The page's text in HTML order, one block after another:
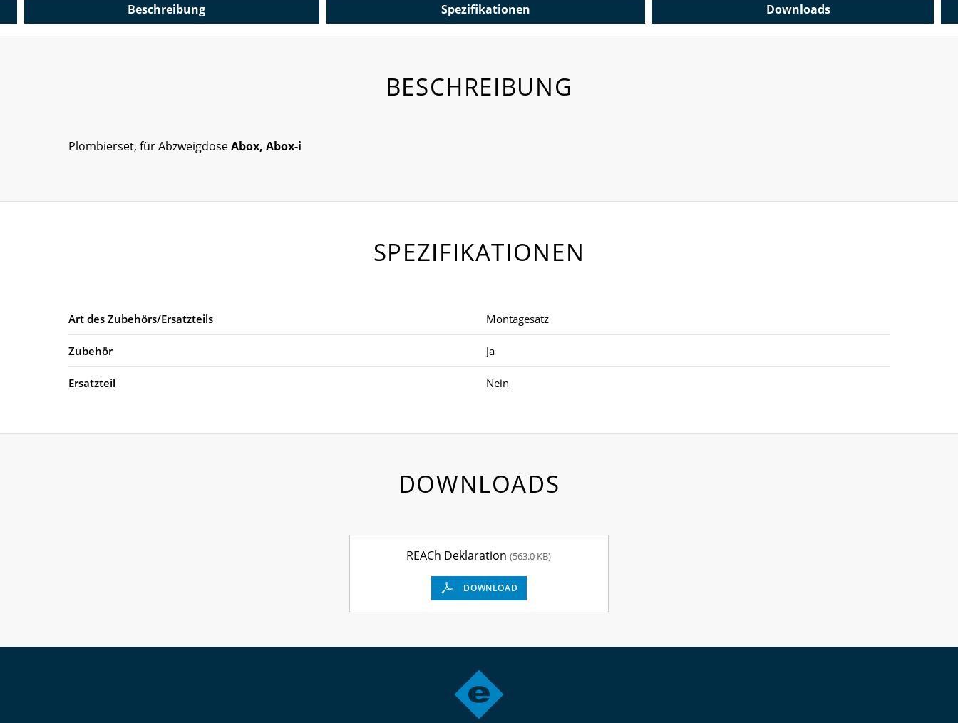
Beschreibung Spezifikationen Downloads
BESCHREIBUNG
Plombierset, für AbzweigdoseAbox, Abox-i
SPEZIFIKATIONEN
Art des Zubehörs/Ersatzteils Montagesatz
Zubehör Ja
Ersatzteil Nein
DOWNLOADS
REACh Deklaration(563.0 KB)
DOWNLOAD